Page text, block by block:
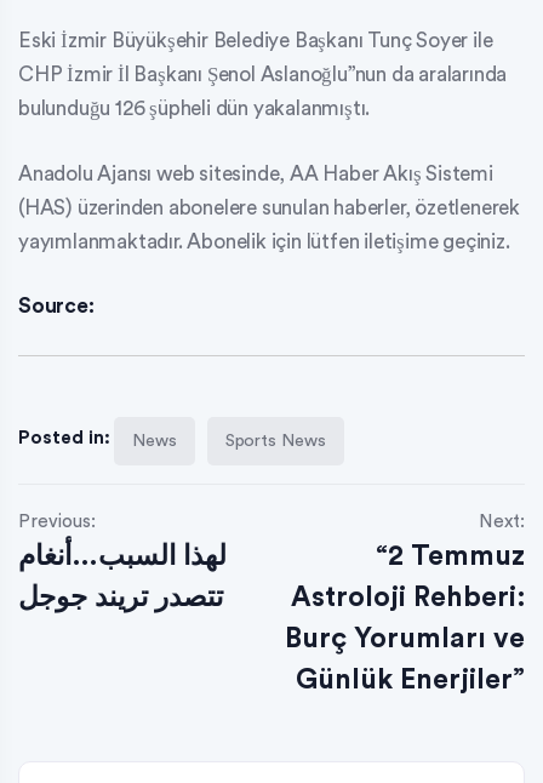
Eski İzmir Büyükşehir Belediye Başkanı Tunç Soyer ile
CHP İzmir İl Başkanı Şenol Aslanoğlu”nun da aralarında
bulunduğu 126 şüpheli dün yakalanmıştı.
Anadolu Ajansı web sitesinde, AA Haber Akış Sistemi
(HAS) üzerinden abonelere sunulan haberler, özetlenerek
yayımlanmaktadır. Abonelik için lütfen iletişime geçiniz.
Source:
Posted in: News Sports News
Previous:
لهذا السبب…أنغام
تتصدر تريند جوجل
Next:
“2 Temmuz
Astroloji Rehberi:
Burç Yorumları ve
Günlük Enerjiler”